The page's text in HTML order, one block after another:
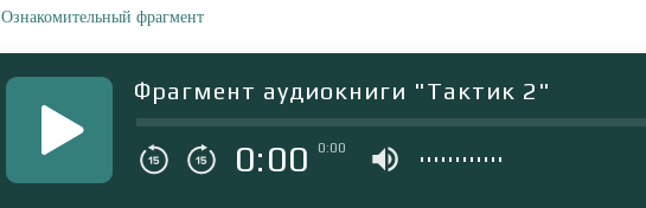
Ознакомительный фрагмент
Фрагмент аудиокниги "Тактик 2"
0:00 0:00